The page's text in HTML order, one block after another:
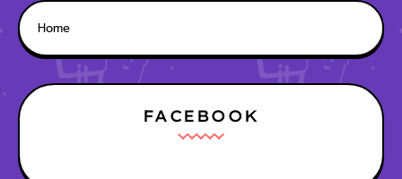
Home
FACEBOOK